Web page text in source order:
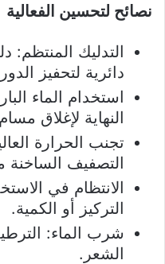
نصائح لتحسين الفعالية
التدليك
دائرية لتحفيز
استخدام الماء
النهاية لإغلاق
تجنب الحرارة
التصفيف الساخنة
الانتظام في
التركيز أو الكمية.
شرب الماء:
الشعر.